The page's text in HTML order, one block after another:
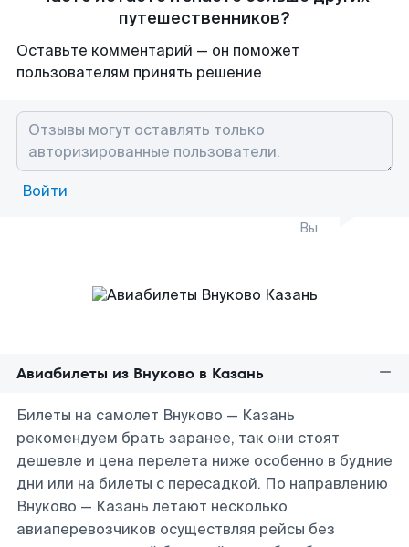
путешественников?
Оставьте комментарий — он поможет
пользователям принять решение
Войти
Вы
Авиабилеты из Внуково в Казань
Билеты на самолет Внуково — Казань
рекомендуем брать заранее, так они стоят
дешевле и цена перелета ниже особенно в будние
дни или на билеты с пересадкой. По направлению
Внуково — Казань летают несколько
авиаперевозчиков осуществляя рейсы без